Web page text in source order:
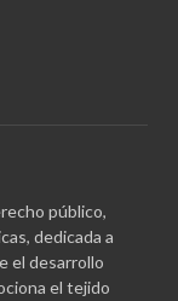
público,
dedicada a
el desarrollo
el tejido